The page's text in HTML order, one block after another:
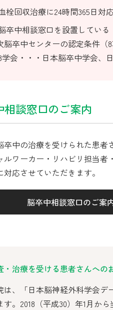
栓回収治療に24時間365日対
卒中相談窓口を設置している
脳卒中センターの認定条件（
会・・・日本脳卒中学会、
相談窓口のご案内
卒中の治療を受けられた患
ルワーカー・リハビリ担当
対応させていただきます。
脳卒中相談窓口のご案
・治療を受ける患者さんへの
は、「日本脳神経外科学会デ
す。2018（平成30）年1月か